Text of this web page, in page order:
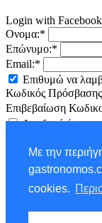
Με την
cookies.
Login with Facebook
Ονομα:*
Επώνυμο:*
Email:*
Επιθυμώ να
Κωδικός
Επιβεβαίωση
Αποδοχήόρων
Ονομα:*